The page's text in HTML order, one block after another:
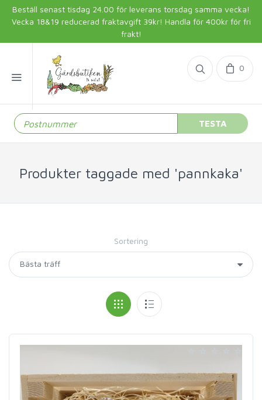
Beställ senast tisdag 24.00 för leverans torsdag samma vecka!
Vecka 18&19 reducerad fraktavgift 39kr! Handla för 400kr för fri
frakt!
0
TESTA
Produkter taggade med 'pannkaka'
Sortering